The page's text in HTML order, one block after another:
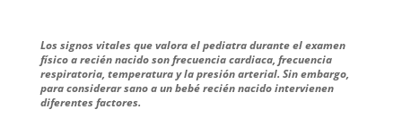
Los signos vitales que valora el pediatra durante el examen
físico a recién nacido son frecuencia cardiaca, frecuencia
respiratoria, temperatura y la presión arterial. Sin embargo,
para considerar sano a un bebé recién nacido intervienen
diferentes factores.